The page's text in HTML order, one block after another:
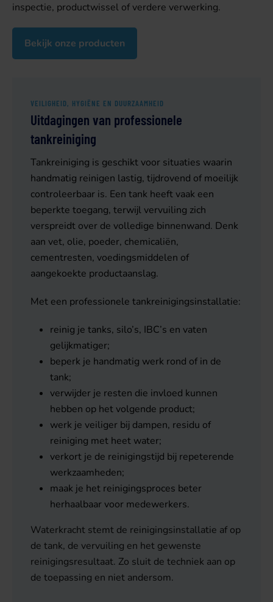
inspectie, productwissel of verdere verwerking.
Bekijk onze producten
VEILIGHEID, HYGIËNE EN DUURZAAMHEID
Uitdagingen van professionele
tankreiniging
Tankreiniging is geschikt voor situaties waarin
handmatig reinigen lastig, tijdrovend of moeilijk
controleerbaar is. Een tank heeft vaak een
beperkte toegang, terwijl vervuiling zich
verspreidt over de volledige binnenwand. Denk
aan vet, olie, poeder, chemicaliën,
cementresten, voedingsmiddelen of
aangekoekte productaanslag.
Met een professionele tankreinigingsinstallatie:
reinig je tanks, silo’s, IBC’s en vaten
gelijkmatiger;
beperk je handmatig werk rond of in de
tank;
verwijder je resten die invloed kunnen
hebben op het volgende product;
werk je veiliger bij dampen, residu of
reiniging met heet water;
verkort je de reinigingstijd bij repeterende
werkzaamheden;
maak je het reinigingsproces beter
herhaalbaar voor medewerkers.
Waterkracht stemt de reinigingsinstallatie af op
de tank, de vervuiling en het gewenste
reinigingsresultaat. Zo sluit de techniek aan op
de toepassing en niet andersom.